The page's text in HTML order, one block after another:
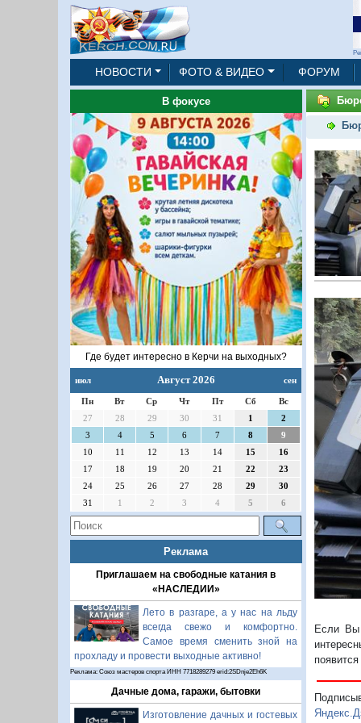
НОВОСТИ ФОТО & ВИДЕО ФОРУМ
В фокусе
Где будет интересно в Керчи на выходных?
июл Август 2026 сен
Пн Вт Ср Чт Пт Сб
Вс
27
28 29 30 31 1
2
3
4 5 6 7 8
9
10
11 12 13 14 15
16
17
18 19 20 21 22
23
24
25 26 27 28 29
30
31
1 2 3 4 5 6
Реклама
Приглашаем на свободные катания в
«НАСЛЕДИИ»
Лето в разгаре, а у нас на льду
всегда свежо и комфортно.
Самое время сменить зной на
прохладу и провести выходные активно!
Реклама: Союз мастеров спорта ИНН 7718289279 erid:2SDnje2Eh6K
Дачные дома, гаражи, бытовки
Изготовление дачных и гостевых
Если Вы